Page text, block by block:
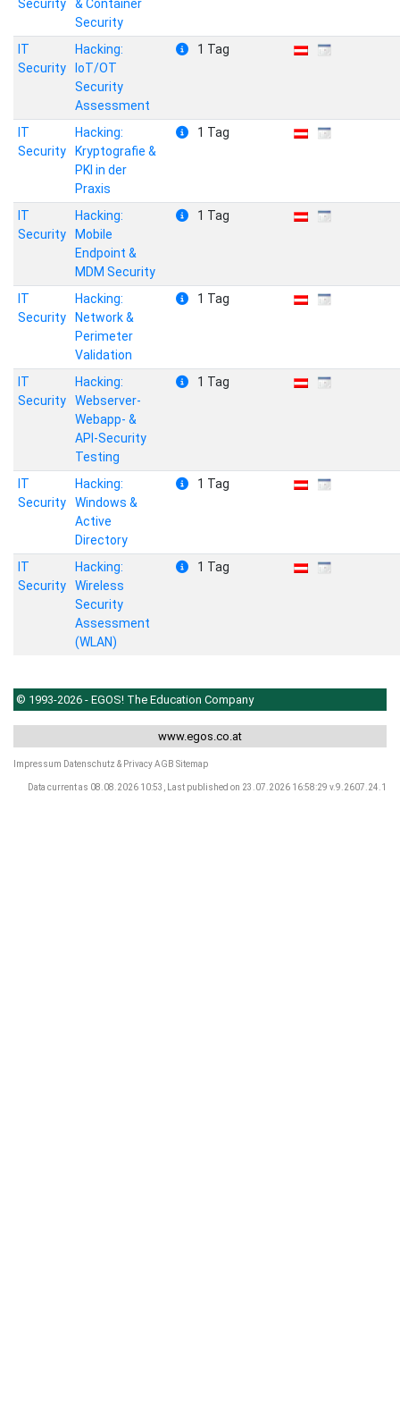
Security
& Container
Security
IT
Security
Hacking:
IoT/OT
Security
Assessment
1 Tag
IT
Security
Hacking:
Kryptografie &
PKI in der
Praxis
1 Tag
IT
Security
Hacking:
Mobile
Endpoint &
MDM Security
1 Tag
IT
Security
Hacking:
Network &
Perimeter
Validation
1 Tag
IT
Security
Hacking:
Webserver-
Webapp- &
API-Security
Testing
1 Tag
IT
Security
Hacking:
Windows &
Active
Directory
1 Tag
IT
Security
Hacking:
Wireless
Security
Assessment
(WLAN)
1 Tag
© 1993-2026 - EGOS! The Education Company
www.egos.co.at
Impressum Datenschutz & PrivacyAGB Sitemap
Data current as 08.08.2026 10:53, Last published on 23.07.2026 16:58:29 v.9.2607.24.1